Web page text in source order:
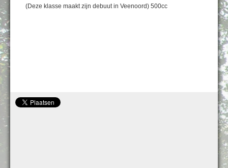
(Deze klasse maakt zijn debuut in Veenoord) 500cc